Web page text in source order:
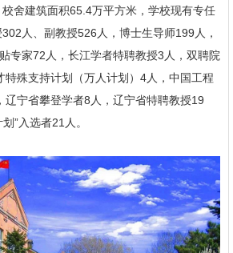
舍建筑面积65.4万平方米，学校现有专任
人、副教授526人，博士生导师199人，
专家72人，长江学者特聘教授3人，双聘院
特殊支持计划（万人计划）4人，中国工程
辽宁省攀登学者8人，辽宁省特聘教授19
”入选者21人。